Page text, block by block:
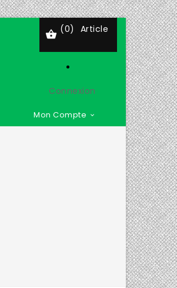
 (0) Article
Connexion
Mon Compte 